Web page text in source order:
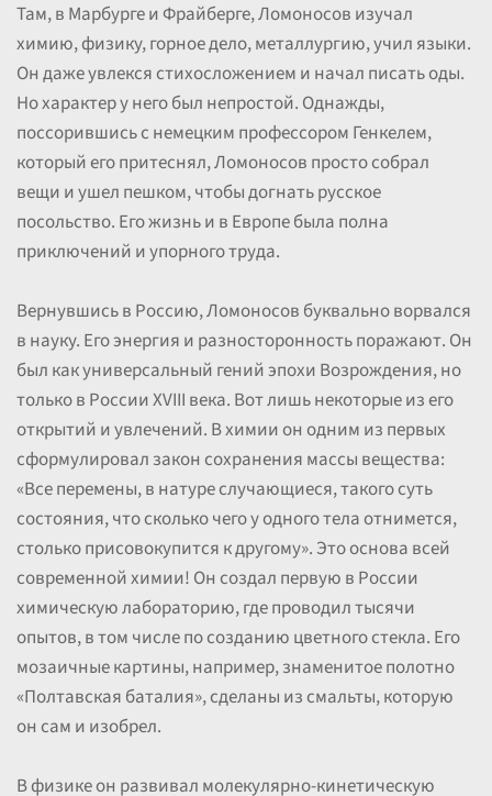
Там, в Марбурге и Фрайберге, Ломоносов изучал
химию, физику, горное дело, металлургию, учил языки.
Он даже увлекся стихосложением и начал писать оды.
Но характер у него был непростой. Однажды,
поссорившись с немецким профессором Генкелем,
который его притеснял, Ломоносов просто собрал
вещи и ушел пешком, чтобы догнать русское
посольство. Его жизнь и в Европе была полна
приключений и упорного труда.
Вернувшись в Россию, Ломоносов буквально ворвался
в науку. Его энергия и разносторонность поражают. Он
был как универсальный гений эпохи Возрождения, но
только в России XVIII века. Вот лишь некоторые из его
открытий и увлечений. В химии он одним из первых
сформулировал закон сохранения массы вещества:
«Все перемены, в натуре случающиеся, такого суть
состояния, что сколько чего у одного тела отнимется,
столько присовокупится к другому». Это основа всей
современной химии! Он создал первую в России
химическую лабораторию, где проводил тысячи
опытов, в том числе по созданию цветного стекла. Его
мозаичные картины, например, знаменитое полотно
«Полтавская баталия», сделаны из смальты, которую
он сам и изобрел.
В физике он развивал молекулярно-кинетическую